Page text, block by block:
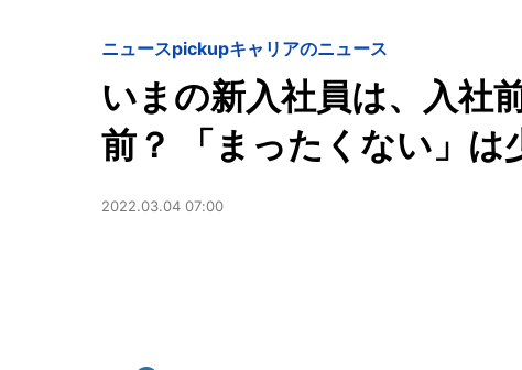
ニュースpickupキャリアのニュース
いまの新入社員は、入社
前？ 「まったくない」は
2022.03.04 07:00